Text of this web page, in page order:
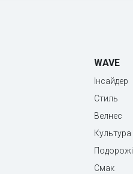
WAVE
Інсайдер
Стиль
Велнес
Культура
Подорожі
Смак